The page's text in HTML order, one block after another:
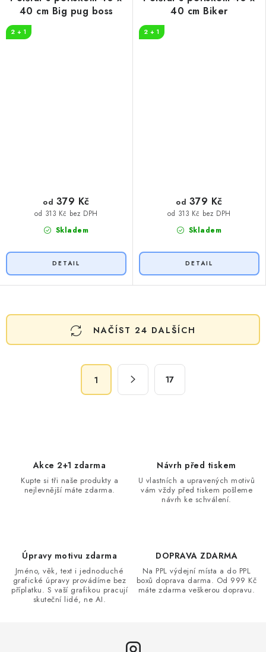
40 cm Big pug boss
2 + 1
Skladem
od 313 Kč bez DPH
od 379 Kč
40 cm Biker
2 + 1
Skladem
od 313 Kč bez DPH
od 379 Kč
O
v
u
NAČÍST 24 DALŠÍCH
1 17
Akce 2+1 zdarma
Kupte si tři naše produkty a
nejlevnější máte zdarma.
Návrh před tiskem
U vlastních a upravených motivů
vám vždy před tiskem pošleme
návrh ke schválení.
Úpravy motivu zdarma
Jméno, věk, text i jednoduché
grafické úpravy provádíme bez
příplatku. S vaší grafikou pracují
skuteční lidé, ne AI.
DOPRAVA ZDARMA
Na PPL výdejní místa a do PPL
boxů doprava darma. Od 999 Kč
máte zdarma veškerou dopravu.